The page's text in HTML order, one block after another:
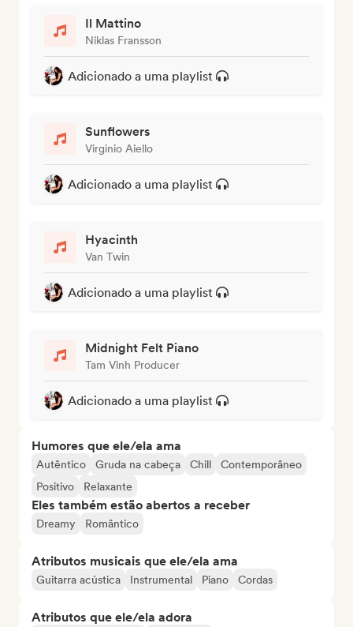
Il Mattino
Niklas Fransson
Adicionado a uma playlist
Sunflowers
Virginio Aiello
Adicionado a uma playlist
Hyacinth
Van Twin
Adicionado a uma playlist
Midnight Felt Piano
Tam Vinh Producer
Adicionado a uma playlist
Humores que ele/ela ama
Autêntico Gruda na cabeça Chill
Contemporâneo
Positivo
Relaxante
Eles também estão abertos a receber
Dreamy Romântico
Atributos musicais que ele/ela ama
Guitarra acústica Instrumental Piano Cordas
Atributos que ele/ela adora